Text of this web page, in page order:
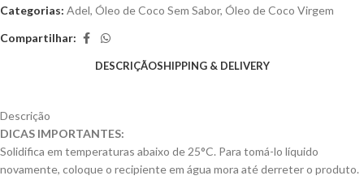
Categorias: Adel, Óleo de Coco Sem Sabor, Óleo de Coco Virgem
Compartilhar:
DESCRIÇÃOSHIPPING & DELIVERY
Descrição
DICAS IMPORTANTES:
Solidifica em temperaturas abaixo de 25°C. Para tomá-lo líquido
novamente, coloque o recipiente em água mora até derreter o produto.